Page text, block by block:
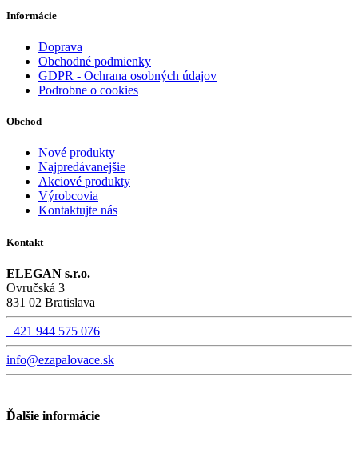
Informácie
Doprava
Obchodné podmienky
GDPR - Ochrana osobných údajov
Podrobne o cookies
Obchod
Nové produkty
Najpredávanejšie
Akciové produkty
Výrobcovia
Kontaktujte nás
Kontakt
ELEGAN s.r.o.
Ovručská 3
831 02 Bratislava
+421 944 575 076
info@ezapalovace.sk
Ďalšie informácie